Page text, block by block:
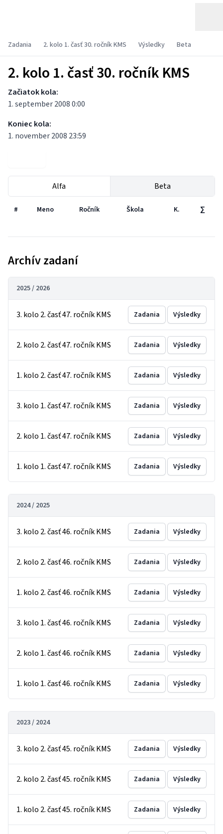
Zadania 2. kolo 1. časť 30. ročník KMS Výsledky Beta
2. kolo 1. časť 30. ročník KMS
Začiatok kola:
1. september 2008 0:00
Koniec kola:
1. november 2008 23:59
Alfa Beta
# Meno Ročník Škola K. ∑
Archív zadaní
2025 / 2026
3. kolo 2. časť 47. ročník KMS Zadania Výsledky
2. kolo 2. časť 47. ročník KMS Zadania Výsledky
1. kolo 2. časť 47. ročník KMS Zadania Výsledky
3. kolo 1. časť 47. ročník KMS Zadania Výsledky
2. kolo 1. časť 47. ročník KMS Zadania Výsledky
1. kolo 1. časť 47. ročník KMS Zadania Výsledky
2024 / 2025
3. kolo 2. časť 46. ročník KMS Zadania Výsledky
2. kolo 2. časť 46. ročník KMS Zadania Výsledky
1. kolo 2. časť 46. ročník KMS Zadania Výsledky
3. kolo 1. časť 46. ročník KMS Zadania Výsledky
2. kolo 1. časť 46. ročník KMS Zadania Výsledky
1. kolo 1. časť 46. ročník KMS Zadania Výsledky
2023 / 2024
3. kolo 2. časť 45. ročník KMS Zadania Výsledky
2. kolo 2. časť 45. ročník KMS Zadania Výsledky
1. kolo 2. časť 45. ročník KMS Zadania Výsledky